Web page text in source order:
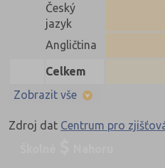
Český
jazyk
Angličtina
Celkem
Zobrazit vše
Zdroj dat Centrum pro